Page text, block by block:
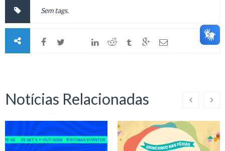
Sem tags.
Notícias Relacionadas